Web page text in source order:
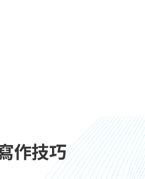
作技巧